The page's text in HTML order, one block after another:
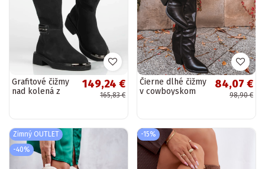
Grafitové čižmy
nad kolená z
špičkou Charlie
149,24 €
165,83 €
Čierne dlhé čižmy
v cowboyskom
turivine
84,07 €
98,90 €
Zimný OUTLET
-40%
-15%